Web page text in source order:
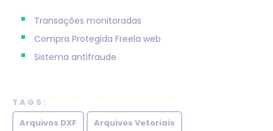
Transações monitoradas
Compra Protegida Freela web
Sistema antifraude
TAGS:
Arquivos DXF
Arquivos Vetoriais